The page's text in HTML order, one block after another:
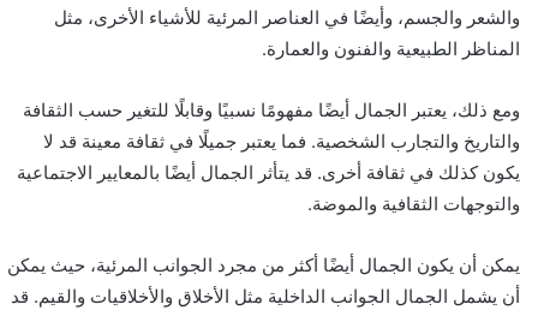
والشعر والجسم، وأيضًا في العناصر المرئية للأشياء الأخرى، مثل
المناظر الطبيعية والفنون والعمارة.
ومع ذلك، يعتبر الجمال أيضًا مفهومًا نسبيًا وقابلًا للتغير حسب الثقافة
والتاريخ والتجارب الشخصية. فما يعتبر جميلًا في ثقافة معينة قد لا
يكون كذلك في ثقافة أخرى. قد يتأثر الجمال أيضًا بالمعايير الاجتماعية
والتوجهات الثقافية والموضة.
يمكن أن يكون الجمال أيضًا أكثر من مجرد الجوانب المرئية، حيث يمكن
أن يشمل الجمال الجوانب الداخلية مثل الأخلاق والأخلاقيات والقيم. قد